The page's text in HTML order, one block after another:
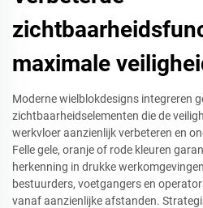
maximale
Moderne wielblokdesigns integreren
zichtbaarheidselementen die de
werkvloer aanzienlijk verbeteren en
Felle gele, oranje of rode kleuren
herkenning in drukke
bestuurders, voetgangers en
vanaf aanzienlijke afstanden.